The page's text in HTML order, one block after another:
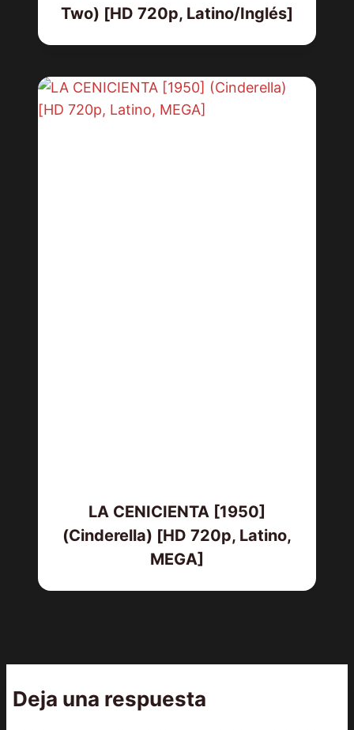
Two) [HD 720p, Latino/Inglés]
LA CENICIENTA [1950]
(Cinderella) [HD 720p, Latino,
MEGA]
Deja una respuesta